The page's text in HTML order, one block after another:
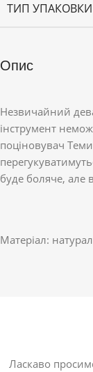
ТИП УПАКОВКИ
Опис
Незвичайний
інструмент
поціновувач
буде боляче, але
Матеріал:
Ласкаво